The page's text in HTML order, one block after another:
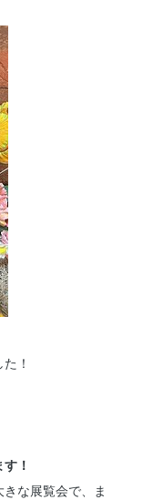
！
！
な展覧会で、ま